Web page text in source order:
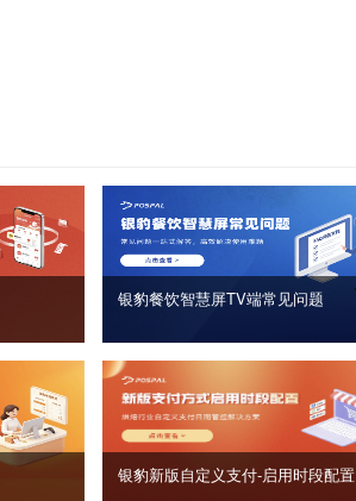
银豹餐饮智慧屏TV端常见问题
银豹新版自定义支付‑启用时段配置